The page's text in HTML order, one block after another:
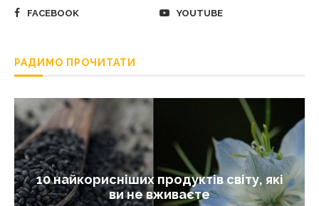
FACEBOOK YOUTUBE
РАДИМО ПРОЧИТАТИ
10 найкорисніших продуктів світу, які
ви не вживаєте